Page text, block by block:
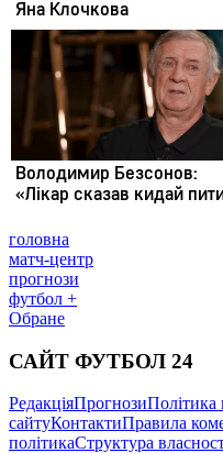
головна
матч-центр
прогнози
футбол +
Обране
САЙТ ФУТБОЛ 24
РедакціяПрогнозиПолітика
сайтуКонтактиПравила
політикаСтруктура